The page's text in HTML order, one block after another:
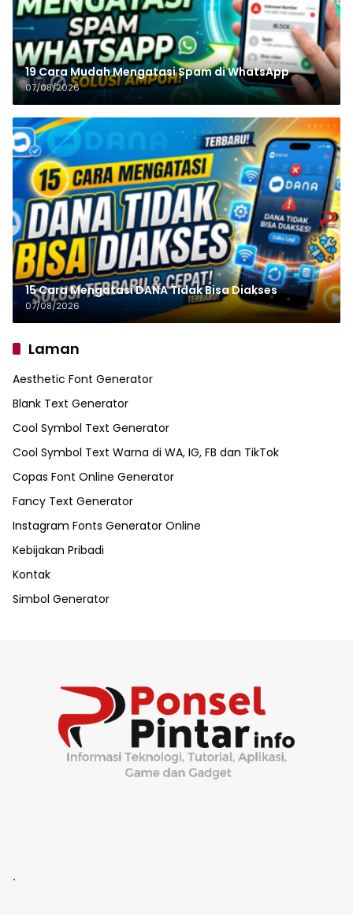
19 Cara Mudah Mengatasi Spam di WhatsApp
07/08/2026
15 Cara Mengatasi DANA Tidak Bisa Diakses
07/08/2026
Laman
Aesthetic Font Generator
Blank Text Generator
Cool Symbol Text Generator
Cool Symbol Text Warna di WA, IG, FB dan TikTok
Copas Font Online Generator
Fancy Text Generator
Instagram Fonts Generator Online
Kebijakan Pribadi
Kontak
Simbol Generator
.